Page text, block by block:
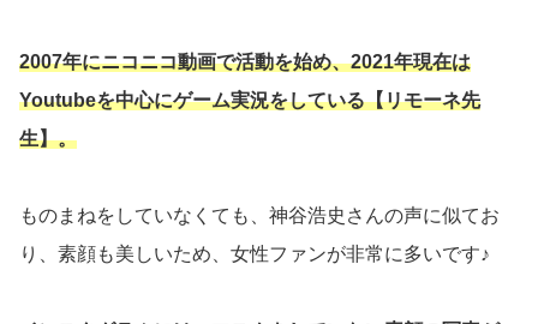
2007年にニコニコ動画で活動を始め、2021年現在は
Youtubeを中心にゲーム実況をしている【リモーネ先
生】。
ものまねをしていなくても、 神谷浩史さんの声に似てお
り、素顔も美しいため、女性ファンが非常に多いです♪